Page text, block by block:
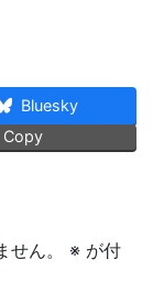
Bluesky
Copy
ん。 ※ が付